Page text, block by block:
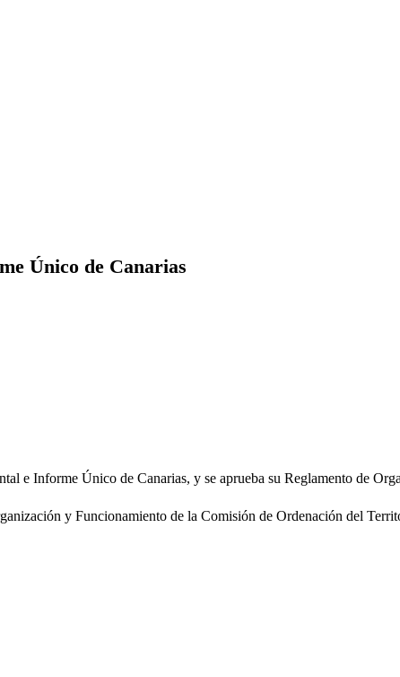
Único de Canarias
e Informe Único de Canarias, y se aprueba su Reglamento de
y Funcionamiento de la Comisión de Ordenación del